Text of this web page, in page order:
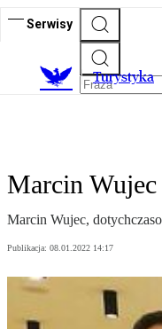
Serwisy
Turystyka
Marcin Wujec
Marcin Wujec,
Publikacja: 08.01.2022 14:17